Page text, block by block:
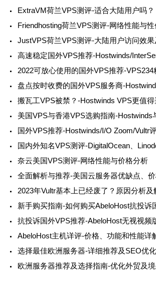
ExtraVM荷兰VPS测评-适合大陆用户吗？
Friendhosting荷兰VPS测评-网络性能与
JustVPS荷兰VPS测评-大陆用户访问效
2022可放心使用的国外VPS推荐-VPS234
搬瓦工VPS被禁？-Hostwinds VPS更值得
美国VPS与香港VPS选购指南-Hostwinds
国外VPS推荐-Hostwinds/I/O Zoom/Vultr
国内外知名VPS测评-DigitalOcean、
奈云美国VPS测评-网络性能与价格分析
全面解析与推荐-美国云服务器优缺点、
2023年Vultr基本上已经废了？原因分析及
新手购买指南-如何购买AbeloHost抗投诉
抗投诉国外VPS推荐-AbeloHost无视视频
AbeloHost主机详评-价格、功能和性能详
选择最佳欧洲服务器-详细推荐及SEO优
欧洲服务器推荐及选择指南-优化外贸及